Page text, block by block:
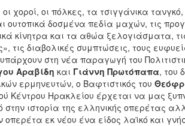
χοροί, οι πόλκες, τα τσιγγάνικα
ουτοπικά δοσμένα πεδία μαχών, τις
κίνητρα και τα αθώα ξελογιάσματα,
τις διαβολικές συμπτώσεις, τους
στη νέα παραγωγή του
Αραβίδη και Γιάννη Πρωτόπαπα, του
ερμηνευτών, ο Βαφτιστικός του
Κέντρου Ηρακλείου έρχεται να μας
ιστορία της ελληνικής οπερέτας
εκ νέου ένα είδος λαϊκό και